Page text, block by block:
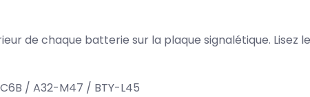
de chaque batterie sur la plaque signalétique. Lisez
/ A32-M47 / BTY-L45